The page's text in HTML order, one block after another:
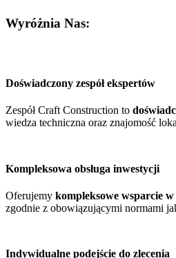
Wyróżnia Nas:
Doświadczony zespół ekspertów
Zespół Craft Construction to
wiedza techniczna oraz znajomość
Kompleksowa obsługa inwestycji
Oferujemy kompleksowe wsparcie
zgodnie z obowiązującymi normami
Indywidualne podejście do zlecenia